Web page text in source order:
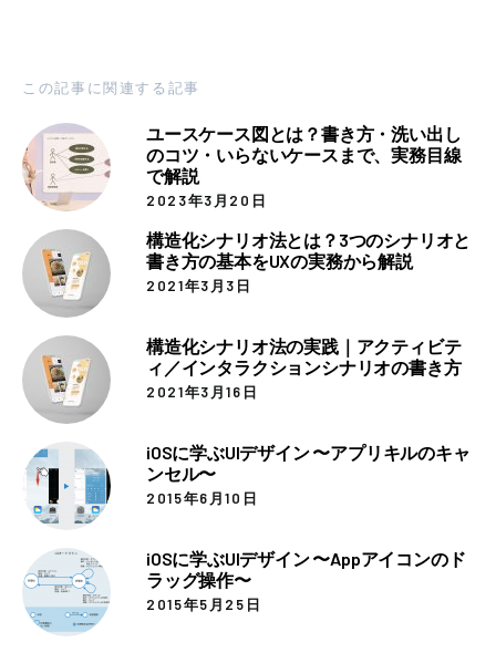
この記事に関連する記事
ユースケース図とは？書き方・洗い出し
のコツ・いらないケースまで、実務目線
で解説
2023年3月20日
構造化シナリオ法とは？3つのシナリオと
書き方の基本をUXの実務から解説
2021年3月3日
構造化シナリオ法の実践｜アクティビテ
ィ／インタラクションシナリオの書き方
2021年3月16日
iOSに学ぶUIデザイン 〜アプリキルのキャ
ンセル〜
2015年6月10日
iOSに学ぶUIデザイン 〜Appアイコンのド
ラッグ操作〜
2015年5月25日